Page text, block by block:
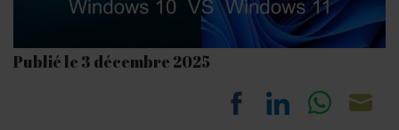
Publié le 3 décembre 2025